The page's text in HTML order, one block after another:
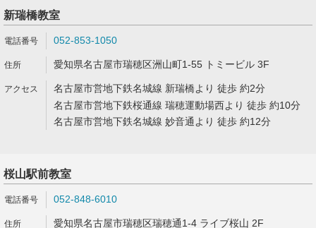
新瑞橋教室
052-853-1050
愛知県名古屋市瑞穂区洲山町1-55 トミービル 3F
名古屋市営地下鉄名城線 新瑞橋より 徒歩 約2分
名古屋市営地下鉄桜通線 瑞穂運動場西より 徒歩 約10分
名古屋市営地下鉄名城線 妙音通より 徒歩 約12分
桜山駅前教室
052-848-6010
愛知県名古屋市瑞穂区瑞穂通1-4 ライブ桜山 2F